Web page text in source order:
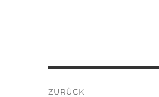
ZURÜCK